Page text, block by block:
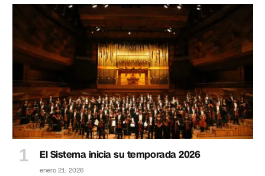
El Sistema inicia su temporada 2026
enero 21, 2026